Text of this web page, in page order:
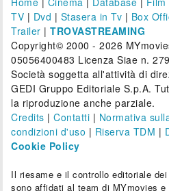
TV | Dvd | Stasera in Tv | Box
Trailer |TROVASTREAMING
Copyright© 2000 - 2026
05056400483 Licenza Siae n.
Società soggetta all'attività di
GEDI Gruppo Editoriale S.p.A.
la riproduzione anche parziale.
Credits |Contatti | Normativa
condizioni d'uso | Riserva TDM |
Cookie Policy
Il riesame e il controllo editoriale
sono affidati al team di MYmovies